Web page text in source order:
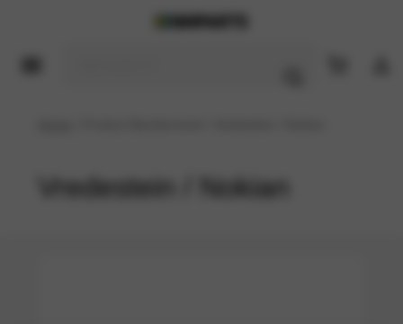
Vredestein / Nokian